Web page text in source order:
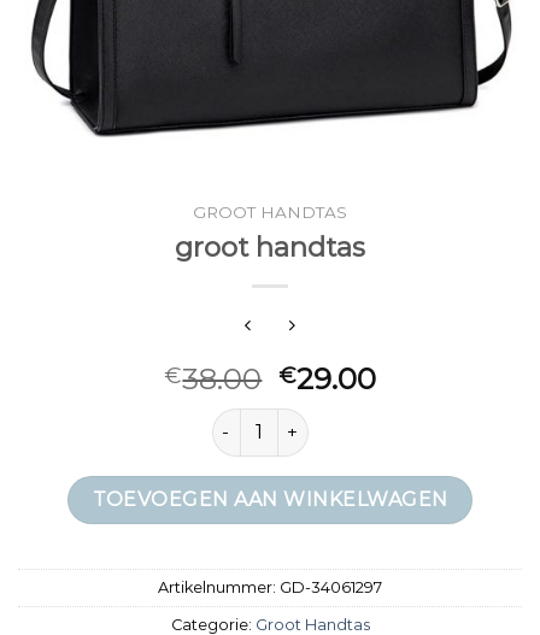
GROOT HANDTAS
groot handtas
€38.00 €29.00
groot handtas aantal
TOEVOEGEN AAN WINKELWAGEN
Artikelnummer: GD-34061297
Categorie: Groot Handtas